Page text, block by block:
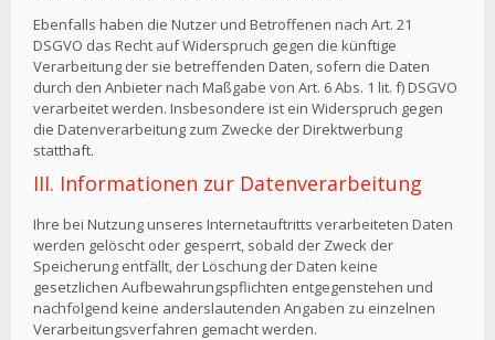
Ebenfalls haben die Nutzer und Betroffenen nach Art. 21
DSGVO das Recht auf Widerspruch gegen die künftige
Verarbeitung der sie betreffenden Daten, sofern die Daten
durch den Anbieter nach Maßgabe von Art. 6 Abs. 1 lit. f) DSGVO
verarbeitet werden. Insbesondere ist ein Widerspruch gegen
die Datenverarbeitung zum Zwecke der Direktwerbung
statthaft.
III. Informationen zur Datenverarbeitung
Ihre bei Nutzung unseres Internetauftritts verarbeiteten Daten
werden gelöscht oder gesperrt, sobald der Zweck der
Speicherung entfällt, der Löschung der Daten keine
gesetzlichen Aufbewahrungspflichten entgegenstehen und
nachfolgend keine anderslautenden Angaben zu einzelnen
Verarbeitungsverfahren gemacht werden.